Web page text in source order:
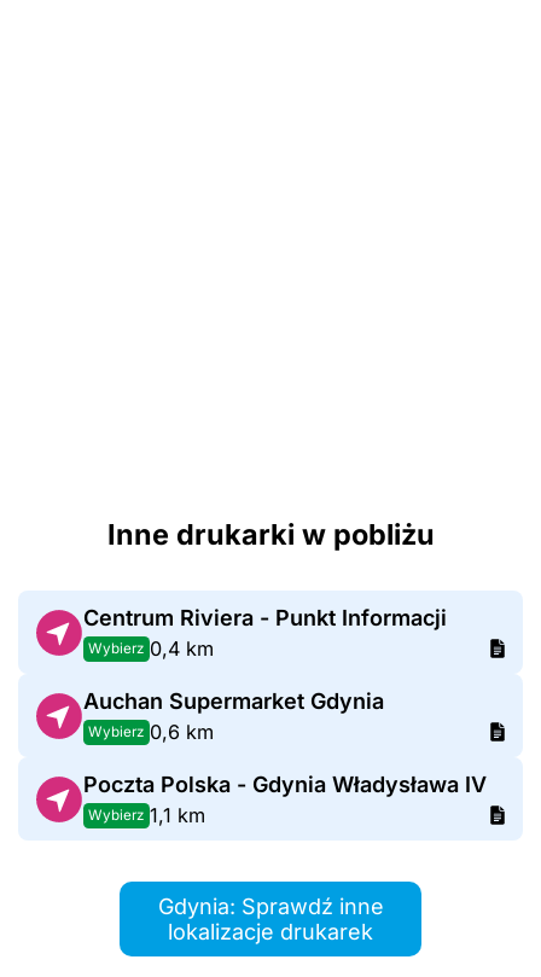
Inne drukarki w pobliżu
Centrum Riviera - Punkt Informacji
Wybierz 0,4 km
Auchan Supermarket Gdynia
Wybierz 0,6 km
Poczta Polska - Gdynia Władysława IV
Wybierz 1,1 km
Gdynia: Sprawdź inne
lokalizacje drukarek